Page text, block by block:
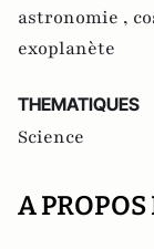
astronomie ,
exoplanète
THEMATIQUES
Science
A